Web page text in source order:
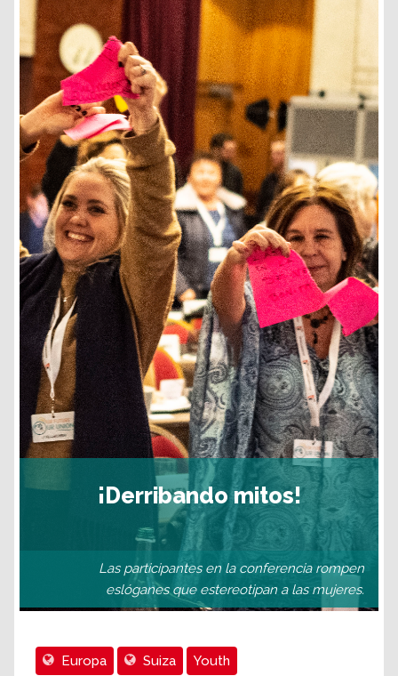
¡Derribando mitos!
Las participantes en la conferencia rompen
eslóganes que estereotipan a las mujeres.
Europa Suiza Youth